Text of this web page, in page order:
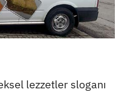
lezzetler sloganı